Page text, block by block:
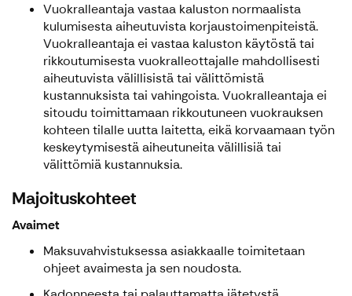
Vuokralleantaja vastaa kaluston normaalista
kulumisesta aiheutuvista korjaustoimenpiteistä.
Vuokralleantaja ei vastaa kaluston käytöstä tai
rikkoutumisesta vuokralleottajalle mahdollisesti
aiheutuvista välillisistä tai välittömistä
kustannuksista tai vahingoista. Vuokralleantaja ei
sitoudu toimittamaan rikkoutuneen vuokrauksen
kohteen tilalle uutta laitetta, eikä korvaamaan työn
keskeytymisestä aiheutuneita välillisiä tai
välittömiä kustannuksia.
Majoituskohteet
Avaimet
Maksuvahvistuksessa asiakkaalle toimitetaan
ohjeet avaimesta ja sen noudosta.